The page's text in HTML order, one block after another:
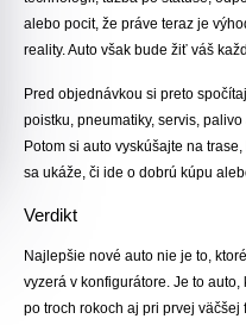
alebo pocit, že práve teraz je
reality. Auto však bude žiť váš
Pred objednávkou si preto
poistku, pneumatiky, servis,
Potom si auto vyskúšajte na
sa ukáže, či ide o dobrú kúpu
Verdikt
Najlepšie nové auto nie je to,
vyzerá v konfigurátore. Je to
po troch rokoch aj pri prvej väčšej